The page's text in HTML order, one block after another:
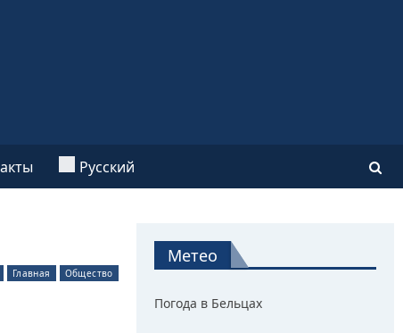
Русский
Главная Общество
Метео
Погода в Бельцах